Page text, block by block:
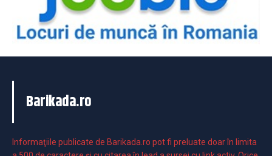
Barikada.ro
Informaţiile publicate de Barikada.ro pot fi preluate doar în limita